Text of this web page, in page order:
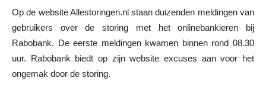
Op de website Allestoringen.nl staan duizenden meldingen van
gebruikers over de storing met het onlinebankieren bij
Rabobank. De eerste meldingen kwamen binnen rond 08.30
uur. Rabobank biedt op zijn website excuses aan voor het
ongemak door de storing.